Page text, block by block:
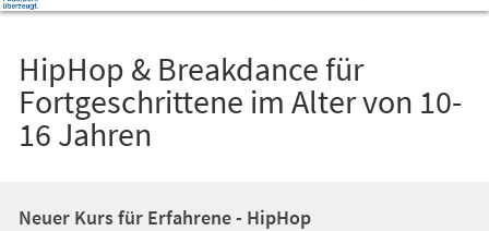
HipHop & Breakdance für
Fortgeschrittene im Alter von 10-
16 Jahren
Neuer Kurs für Erfahrene - HipHop